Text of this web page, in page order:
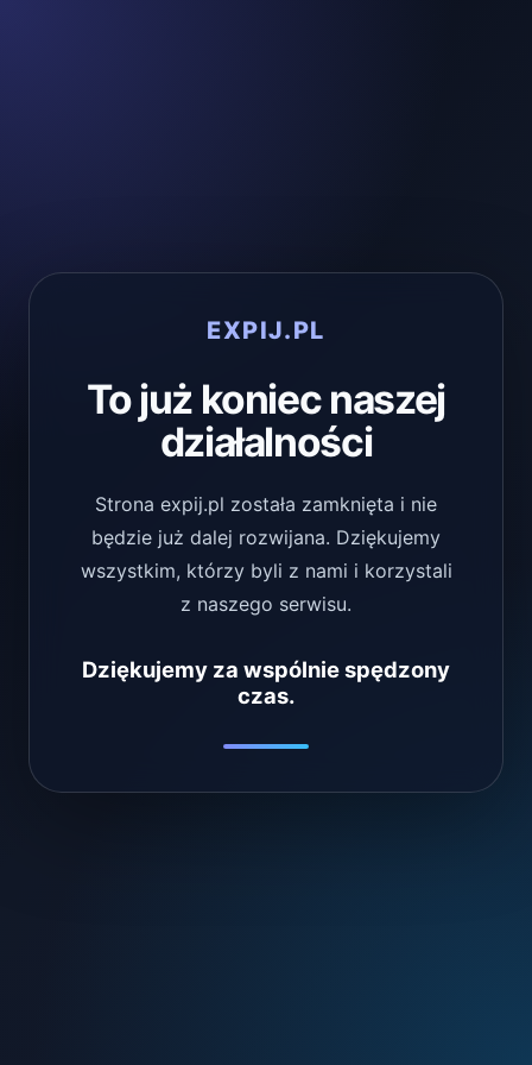
EXPIJ.PL
To już koniec naszej
działalności
Strona expij.pl została zamknięta i nie
będzie już dalej rozwijana. Dziękujemy
wszystkim, którzy byli z nami i korzystali
z naszego serwisu.
Dziękujemy za wspólnie spędzony
czas.